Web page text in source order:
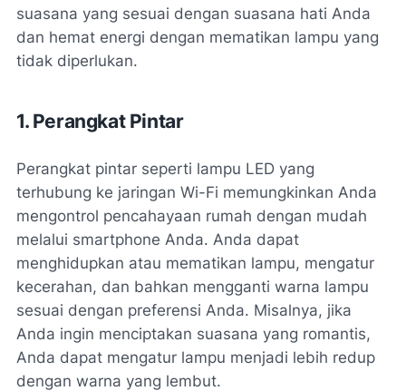
suasana yang sesuai dengan suasana hati Anda
dan hemat energi dengan mematikan lampu yang
tidak diperlukan.
1. Perangkat Pintar
Perangkat pintar seperti lampu LED yang
terhubung ke jaringan Wi-Fi memungkinkan Anda
mengontrol pencahayaan rumah dengan mudah
melalui smartphone Anda. Anda dapat
menghidupkan atau mematikan lampu, mengatur
kecerahan, dan bahkan mengganti warna lampu
sesuai dengan preferensi Anda. Misalnya, jika
Anda ingin menciptakan suasana yang romantis,
Anda dapat mengatur lampu menjadi lebih redup
dengan warna yang lembut.